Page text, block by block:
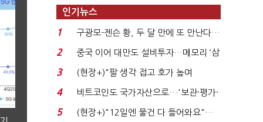
인기뉴스
1
구광모-젠슨 황, 두 달 만에 또 만난다…
로봇·AI 등 논...
2
중국 이어 대만도 설비투자…메모리 ‘삼
국전쟁’
3
(현장+)"팔 생각 접고 호가 높여
요"…'덜 똘똘한 한 채' 20...
4
비트코인도 국가자산으로…'보관·평가·
처분' 기준은 ...
5
(현장+)"12일엔 물건 다 들어와요"…